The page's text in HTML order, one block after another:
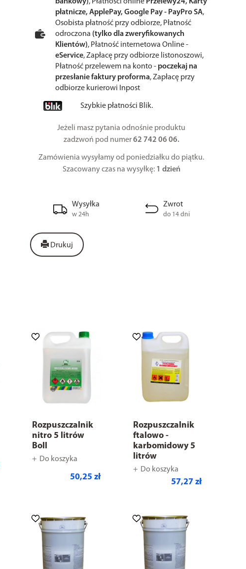
płatnicze, ApplePay, Google Pay - PayPro SA,
Osobista płatność przy odbiorze, Płatność
odroczona (tylko dla zweryfikowanych
Klientów), Płatność internetowa Online -
eService, Zapłacę przy odbiorze listonoszowi,
Płatność przelewem na konto - poczekaj na
przesłanie faktury proforma, Zapłacę przy
odbiorze kurierowi Inpost
Szybkie płatności Blik.
Jeżeli masz pytania odnośnie produktu
zadzwoń pod numer62 742 06 06.
Zamówienia wysyłamy od poniedziałku do piątku.
Szacowany czas na wysyłkę: 1 dzień
Wysyłka
w 24h
Zwrot
do 14 dni
Drukuj
Rozpuszczalnik
nitro 5 litrów
Boll
Do koszyka
50,25 zł
Rozpuszczalnik
ftalowo -
karbomidowy 5
litrów
Do koszyka
57,27 zł